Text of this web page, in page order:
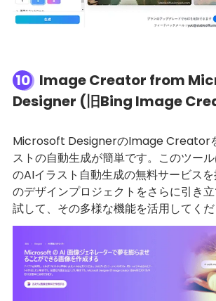
10 Image Creator from
Designer (旧Bing Image
Microsoft DesignerのImage Creator
ストの自動生成が簡単です。このツー
のAIイラスト自動生成の無料サービス
のデザインプロジェクトをさらに引き
試して、その多様な機能を活用してくだ